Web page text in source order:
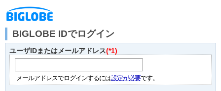
BIGLOBE IDでログイン
ユーザIDまたはメールアドレス(*1)
メールアドレスでログインするには設定が必要です。